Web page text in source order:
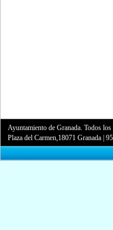
Ayuntamiento de Granada. Todos los
Plaza del Carmen,18071 Granada |